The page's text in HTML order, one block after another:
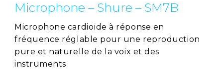
Microphone – Shure – SM7B
Microphone cardioïde à réponse en
fréquence réglable pour une reproduction
pure et naturelle de la voix et des
instruments